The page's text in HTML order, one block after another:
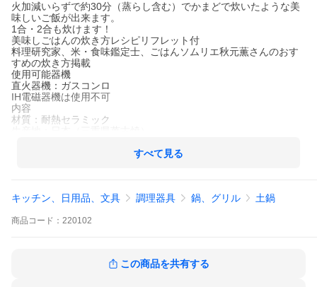
火加減いらずで約30分（蒸らし含む）でかまどで炊いたような美
味しいご飯が出来ます。
1合・2合も炊けます！
美味しごはんの炊き方レシピリフレット付
料理研究家、米・食味鑑定士、ごはんソムリエ秋元薫さんのおす
すめの炊き方掲載
使用可能器機
直火器機：ガスコンロ
IH電磁器機は使用不可
内容
材質：耐熱セラミック
すべて見る
キッチン、日用品、文具 調理器具 鍋、グリル 土鍋
商品 コード： 220102
この商品を共有する